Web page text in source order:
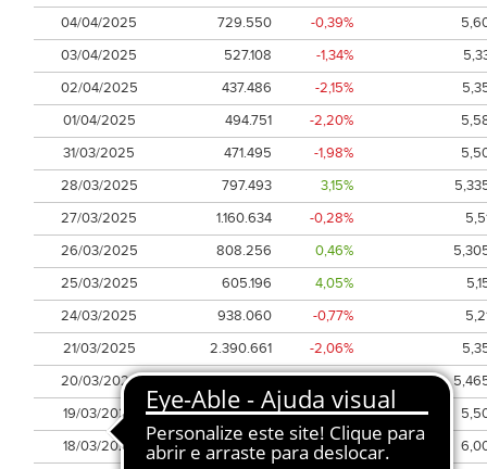
04/04/2025
729.550 -0,39%
03/04/2025
527.108 -1,34%
02/04/2025
437.486 -2,15%
01/04/2025
494.751 -2,20%
31/03/2025
471.495 -1,98%
28/03/2025
797.493 3,15%
27/03/2025
1.160.634 -0,28%
26/03/2025
808.256 0,46%
25/03/2025
605.196 4,05%
24/03/2025
938.060 -0,77%
21/03/2025
2.390.661 -2,06%
20/03/2025
333.753 -1,30%
19/03/2025
645.033 -2,00%
18/03/2025
905.230 -6,69%